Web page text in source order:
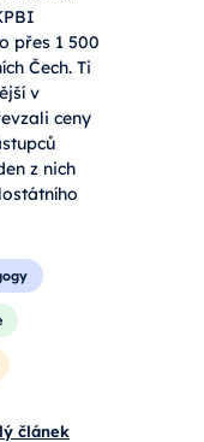
přes 1 500
Čech. Ti
v
ceny
z nich
článek